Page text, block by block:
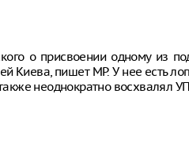
о присвоении одному из
Киева, пишет MP. У нее есть
неоднократно восхвалял